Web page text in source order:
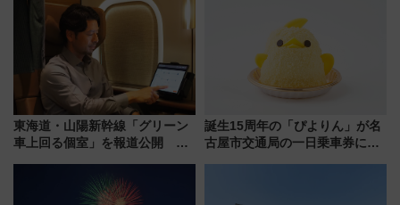
東海道・山陽新幹線「グリーン
車上回る個室」を報道公開 プ
誕生15周年の「ぴよりん」が名
古屋市交通局の一日乗車券に！